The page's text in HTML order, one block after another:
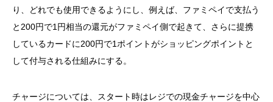
り、どれでも使用できるようにし、例えば、ファミペイで支払う
と200円で1円相当の還元がファミペイ側で起きて、さらに提携
しているカードに200円で1ポイントがショッピングポイントと
して付与される仕組みにする。
チャージについては、スタート時はレジでの現金チャージを中心